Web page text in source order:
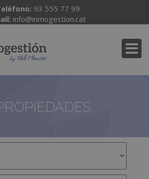
93 555 77 99
info@inmogestion.cat